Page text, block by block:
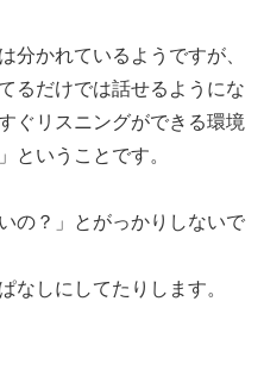
分かれているようですが、
るだけでは話せるようにな
ぐリスニングができる環境
ということです。
の？」とがっかりしないで
なしにしてたりします。